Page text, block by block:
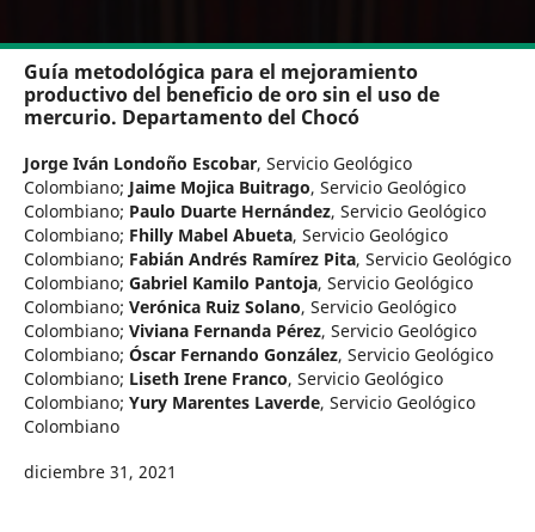
Guía metodológica para el mejoramiento
productivo del beneficio de oro sin el uso de
mercurio. Departamento del Chocó
Jorge Iván Londoño Escobar, Servicio Geológico
Colombiano; Jaime Mojica Buitrago, Servicio Geológico
Colombiano; Paulo Duarte Hernández, Servicio Geológico
Colombiano; Fhilly Mabel Abueta, Servicio Geológico
Colombiano; Fabián Andrés Ramírez Pita, Servicio Geológico
Colombiano; Gabriel Kamilo Pantoja, Servicio Geológico
Colombiano; Verónica Ruiz Solano, Servicio Geológico
Colombiano; Viviana Fernanda Pérez, Servicio Geológico
Colombiano; Óscar Fernando González, Servicio Geológico
Colombiano; Liseth Irene Franco, Servicio Geológico
Colombiano; Yury Marentes Laverde, Servicio Geológico
Colombiano
diciembre 31, 2021